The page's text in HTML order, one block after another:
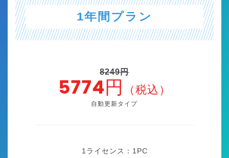
1年間プラン
8249円
5774円 （税込）
自動更新タイプ
1ライセンス：1 PC